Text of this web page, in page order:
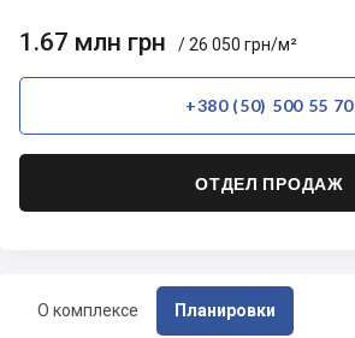
О комплексе Планировки
1.67 млн грн / 26 050 грн/м²
+380 (50) 500 55 70
ОТДЕЛ ПРОДАЖ